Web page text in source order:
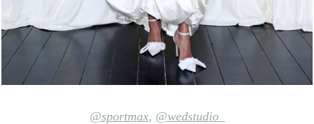
@sportmax, @wedstudio_